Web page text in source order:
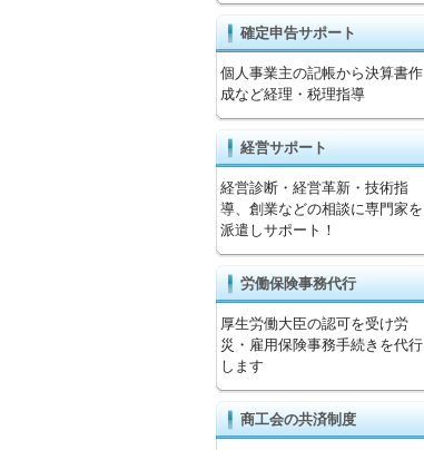
確定申告サポート
個人事業主の記帳から決算書作
成など経理・税理指導
経営サポート
経営診断・経営革新・技術指
導、創業などの相談に専門家を
派遣しサポート！
労働保険事務代行
厚生労働大臣の認可を受け労
災・雇用保険事務手続きを代行
します
商工会の共済制度